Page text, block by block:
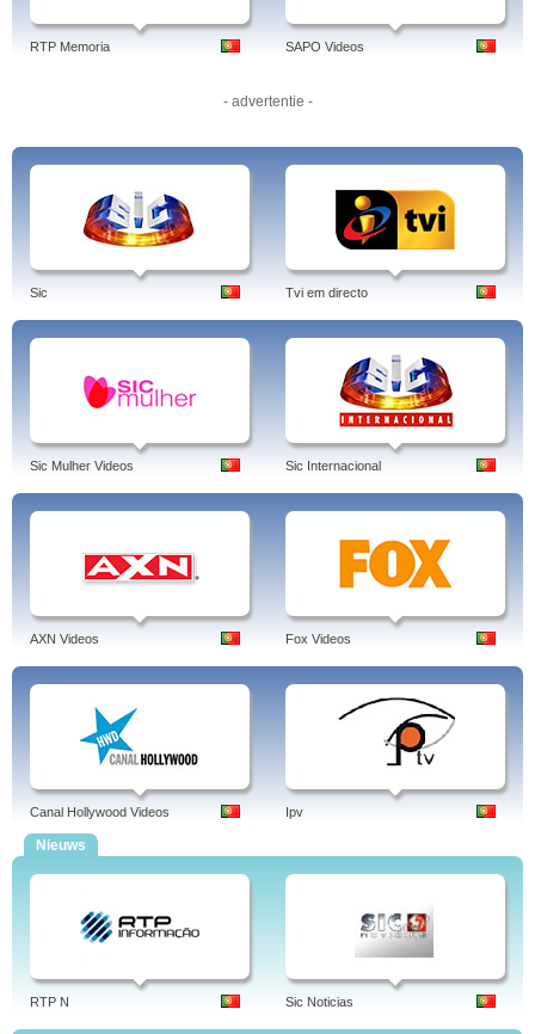
RTP Memoria SAPO Videos
- advertentie -
Sic Tvi em directo
Sic Mulher Videos Sic Internacional
AXN Videos Fox Videos
Canal Hollywood Videos Ipv
Nieuws
RTP N Sic Noticias